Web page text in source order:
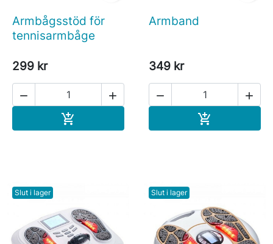
Armbågsstöd för
tennisarmbåge
299 kr
 

Armband
349 kr
 

Slut i lager Slut i lager